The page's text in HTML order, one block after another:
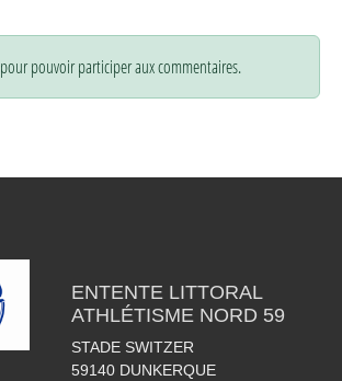
pour pouvoir participer aux commentaires.
ENTENTE LITTORAL
ATHLÉTISME NORD 59
STADE SWITZER
59140 DUNKERQUE